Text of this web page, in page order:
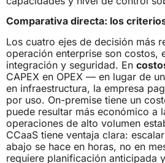
Comparativa directa: los
Los cuatro ejes de decisión más
operación enterprise son costos,
integración y seguridad. En
CAPEX en OPEX — en lugar de
en infraestructura, la empresa
por uso. On-premise tiene un
puede resultar más económico a
operaciones de alto volumen
CCaaS tiene ventaja clara:
abajo se hace en horas, no en
requiere planificación anticipada